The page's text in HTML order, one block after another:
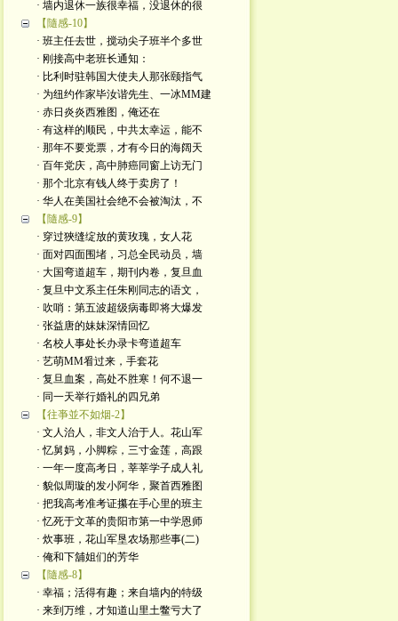
· 墙内退休一族很幸福，没退休的很
【隨感-10】
· 班主任去世，搅动尖子班半个多世
· 刚接高中老班长通知：
· 比利时驻韩国大使夫人那张颐指气
· 为纽约作家毕汝谐先生、一冰MM建
· 赤日炎炎西雅图，俺还在
· 有这样的顺民，中共太幸运，能不
· 那年不要党票，才有今日的海阔天
· 百年党庆，高中肺癌同窗上访无门
· 那个北京有钱人终于卖房了！
· 华人在美国社会绝不会被淘汰，不
【隨感-9】
· 穿过狹缝绽放的黄玫瑰，女人花
· 面对四面围堵，习总全民动员，墙
· 大国弯道超车，期刊内卷，复旦血
· 复旦中文系主任朱刚同志的语文，
· 吹哨：第五波超级病毒即将大爆发
· 张益唐的妹妹深情回忆
· 名校人事处长办录卡弯道超车
· 艺萌MM㸔过来，手套花
· 复旦血案，高处不胜寒！何不退一
· 同一天举行婚礼的四兄弟
【往亊並不如烟-2】
· 文人治人，非文人治于人。花山军
· 忆舅妈，小脚粽，三寸金莲，高跟
· 一年一度高考日，莘莘学子成人礼
· 貌似周璇的发小阿华，聚首西雅图
· 把我高考准考证攥在手心里的班主
· 忆死于文革的贵阳市第一中学恩师
· 炊事班，花山军垦农场那些事(二)
· 俺和下舖姐们的芳华
【隨感-8】
· 幸福；活得有趣；来自墙内的特级
· 来到万维，才知道山里土鳖亏大了